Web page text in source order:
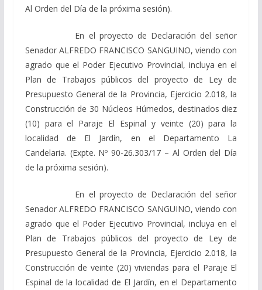
Al Orden del Día de la próxima sesión).
En el proyecto de Declaración del señor
Senador ALFREDO FRANCISCO SANGUINO, viendo con
agrado que el Poder Ejecutivo Provincial, incluya en el
Plan de Trabajos públicos del proyecto de Ley de
Presupuesto General de la Provincia, Ejercicio 2.018, la
Construcción de 30 Núcleos Húmedos, destinados diez
(10) para el Paraje El Espinal y veinte (20) para la
localidad de El Jardín, en el Departamento La
Candelaria. (Expte. Nº 90-26.303/17 – Al Orden del Día
de la próxima sesión).
En el proyecto de Declaración del señor
Senador ALFREDO FRANCISCO SANGUINO, viendo con
agrado que el Poder Ejecutivo Provincial, incluya en el
Plan de Trabajos públicos del proyecto de Ley de
Presupuesto General de la Provincia, Ejercicio 2.018, la
Construcción de veinte (20) viviendas para el Paraje El
Espinal de la localidad de El Jardín, en el Departamento